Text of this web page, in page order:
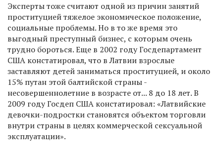
Эксперты тоже считают одной из причин занятий
проституцией тяжелое экономическое положение,
социальные проблемы. Но в то же время это
выгодный преступный бизнес, с которым очень
трудно бороться. Еще в 2002 году Госдепартамент
США констатировал, что в Латвии взрослые
заставляют детей заниматься проституцией, и около
15% путан этой балтийской страны -
несовершеннолетние в возрасте от... 8 до 18 лет. В
2009 году Госдеп США констатировал: «Латвийские
девочки-подростки становятся объектом торговли
внутри страны в целях коммерческой сексуальной
эксплуатации».